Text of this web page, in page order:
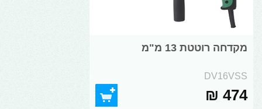
מקדחה רוטטת 13 מ"מ
DV16VSS
474 ₪